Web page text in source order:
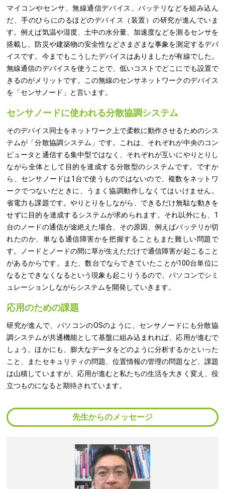
マイコンやセンサ、無線通信デバイス、バッテリなどを組み込ん
だ、手のひらにのるほどのデバイス（装置）の研究が進んでいま
す。例えば気温や湿度、土中の水分量、加速度などを測るセンサを
搭載し、防災や建築物の安全性などさまざまな事象を測定するデバ
イスです。今までもこうしたデバイスはありましたが有線でした。
無線通信のデバイスを使うことで、低いコストでどこにでも設置で
きるのがメリットです。この無線のセンサネットワークのデバイス
を「センサノード」と言います。
センサノードに使われる分散協調システム
そのデバイス同士をネットワーク上で柔軟に動作させるためのシス
テムが「分散協調システム」です。これは、それぞれが中央のコン
ピュータと通信する集中型ではなく、それぞれが互いにやりとりし
ながら全体として目的を達成する分散型のシステムです。ですか
ら、センサノードは1台で使うものではないので、複数をネットワ
ークでつないだときに、うまく協調動作しなくてはいけません。
省電力も課題です。やりとりをしながら、できるだけ無駄な動きを
せずに目的を達成するシステムが求められます。それ以外にも、1
台のノードの通信が途絶えた場合、その原因、例えばバッテリが切
れたのか、単なる通信障害かを把握することもまた難しい問題で
す。ノードとノードの間に草が生えただけで通信障害が起こること
があるからです。また、数台でならできていたことが100台単位に
なるとできなくなるという現象も起こりうるので、パソコンでシミ
ュレーションしながらシステムを開発していきます。
応用のための課題
研究が進んで、パソコンのOSのように、センサノードにも分散協
調システムが共通機能として基盤に組み込まれれば、応用が進むで
しょう。ほかにも、膨大なデータをどのように分析するかといった
こと、またセキュリティの問題、位置情報の管理の問題など、課題
は山積していますが、応用が進むと私たちの生活を大きく変え、役
立つものになると期待されています。
先生からのメッセージ